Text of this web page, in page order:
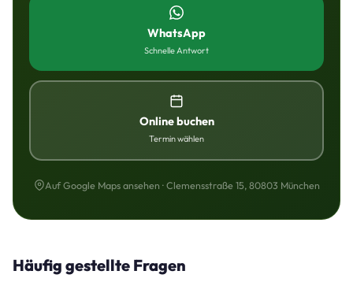
WhatsApp
Schnelle Antwort
Online buchen
Termin wählen
Auf Google Maps ansehen · Clemensstraße 15, 80803 München
Häufig gestellte Fragen